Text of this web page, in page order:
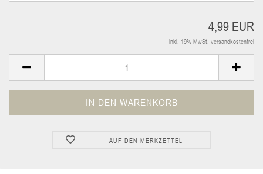
4,99 EUR
inkl. 19% MwSt. versandkostenfrei
AUF DEN MERKZETTEL